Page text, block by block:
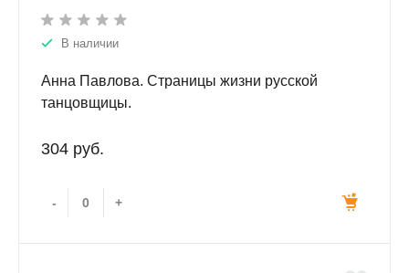
В наличии
Анна Павлова. Страницы жизни русской
танцовщицы.
304 руб.
- +